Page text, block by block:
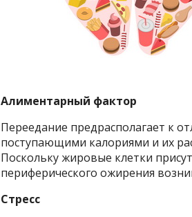
Алиментарный фактор
Переедание предрасполагает к
поступающими калориями и их
Поскольку жировые клетки
периферического ожирения
Стресс